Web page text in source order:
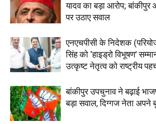
यादव का बड़ा आरोप;
पर उठाए सवाल
एनएचपीसी के निदेशक
सिंह को ‘हाइड्रो विभूषण’
उत्कृष्ट नेतृत्व को राष्ट्रीय
बांकीपुर उपचुनाव ने बढ़ाई
बड़ा सवाल, दिग्गज नेता अपने